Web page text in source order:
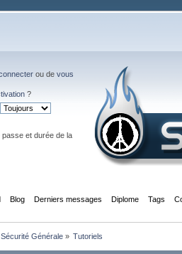
ou de vous
?
et durée de la
Blog Derniers messages Diplome Tags
Sécurité Générale» Tutoriels